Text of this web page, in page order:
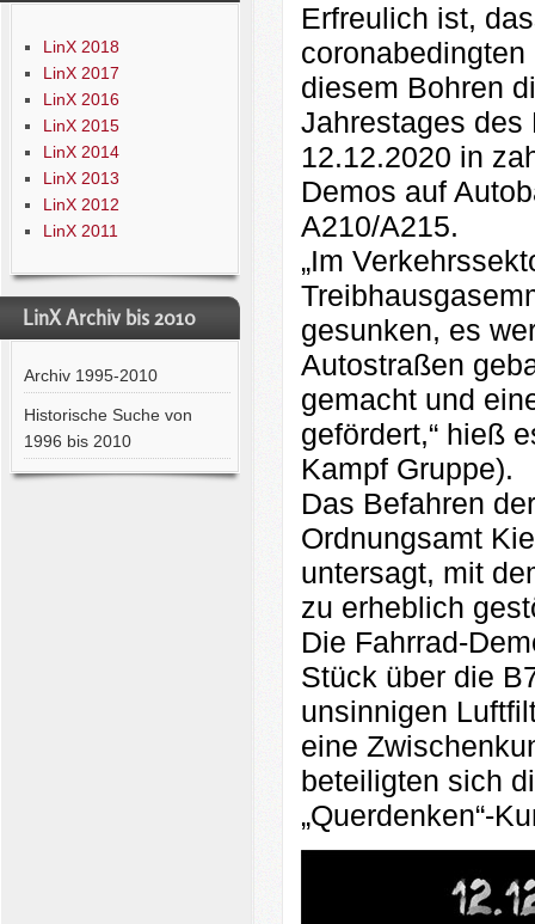
LinX 2018
LinX 2017
LinX 2016
LinX 2015
LinX 2014
LinX 2013
LinX 2012
LinX 2011
LinX Archiv bis 2010
Archiv 1995-2010
Historische Suche von
1996 bis 2010
Erfreulich ist,
diesem Bohren
Jahrestages des
12.12.2020 in
Demos auf
A210/A215.
„Im
gesunken, es
Autostraßen
gemacht und
gefördert,“ hieß
Kampf Gruppe).
Das Befahren
Ordnungsamt
untersagt, mit
zu erheblich
Die Fahrrad-
Stück über die
unsinnigen
eine
beteiligten sich
„Querdenken“-